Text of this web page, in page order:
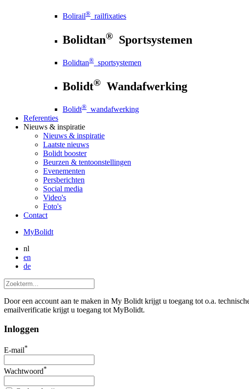
Bolirail® railfixaties
Bolidtan® Sportsystemen
Bolidtan® sportsystemen
Bolidt® Wandafwerking
Bolidt® wandafwerking
Referenties
Nieuws & inspiratie
Nieuws & inspiratie
Laatste nieuws
Bolidt booster
Beurzen & tentoonstellingen
Evenementen
Persberichten
Social media
Video's
Foto's
Contact
MyBolidt
nl
en
de
Door een account aan te maken in My Bolidt krijgt u toegang tot o.a.
emailverificatie krijgt u toegang tot MyBolidt.
Inloggen
E-mail*
Wachtwoord*